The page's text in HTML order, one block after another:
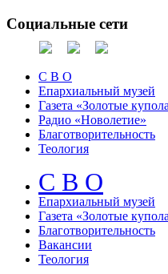
Социальные сети
С В О
Епархиальный музей
Газета «Золотые
Радио «Новолетие»
Благотворительность
Теология
С В О
Епархиальный музeй
Газета «Золотые
Благотворительность
Вакансии
Теология